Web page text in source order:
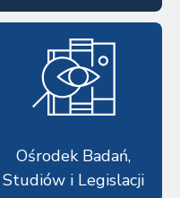
Ośrodek Badań,
Studiów i Legislacji